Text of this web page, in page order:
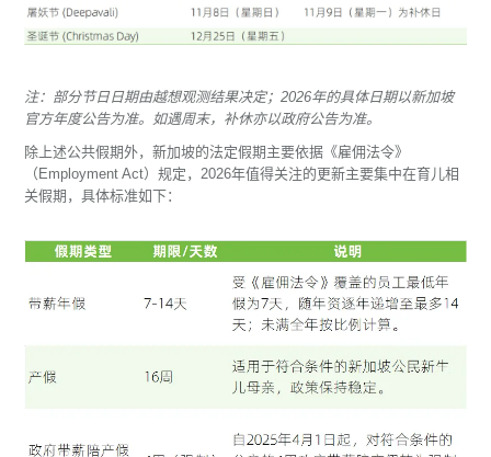
注：部分节日日期由越想观测结果决定；2026年的具体日期以新加坡
官方年度公告为准。如遇周末，补休亦以政府公告为准。
除上述公共假期外，新加坡的法定假期主要依据《雇佣法令》
（Employment Act）规定，2026年值得关注的更新主要集中在育儿相
关假期，具体标准如下：